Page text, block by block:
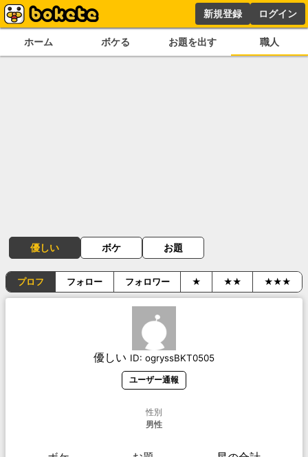
新規登録 ログイン
ホーム ボケる お題を出す 職人
優しい ボケ お題
プロフ フォロー フォロワー ★ ★★ ★★★
優しい ID: ogryssBKT0505
ユーザー通報
性別
男性